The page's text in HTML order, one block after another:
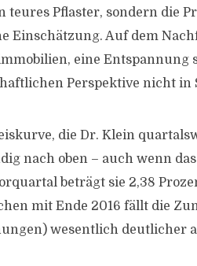
teures Pflaster, sondern die
Einschätzung. Auf dem
eine Entspannung
Perspektive nicht in
die Dr. Klein
nach oben – auch wenn
beträgt sie 2,38
mit Ende 2016 fällt die
wesentlich deutlicher